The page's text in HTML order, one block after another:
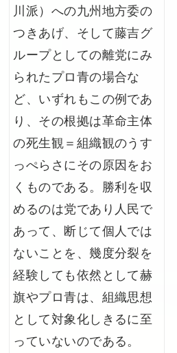
川派）への九州地方委の
つきあげ、そして藤吉グ
ループとしての離党にみ
られたプロ青の場合な
ど、いずれもこの例であ
り、その根拠は革命主体
の死生観＝組織観のうす
っぺらさにその原因をお
くものである。勝利を収
めるのは党であり人民で
あって、断じて個人では
ないことを、幾度分裂を
経験しても依然として赫
旗やプロ青は、組織思想
として対象化しきるに至
っていないのである。